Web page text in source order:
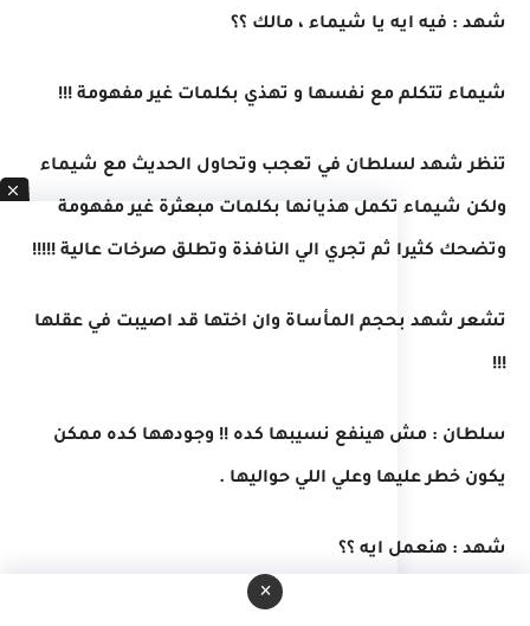
شهد : فيه ايه يا شيماء ، مالك ؟؟
شيماء تتكلم مع نفسها و تهذي بكلمات غير مفهومة !!!
تنظر شهد لسلطان في تعجب وتحاول الحديث مع شيماء
ولكن شيماء تكمل هذيانها بكلمات مبعثرة غير مفهومة
وتضحك كثيرا ثم تجري الي النافذة وتطلق صرخات عالية !!!!!
تشعر شهد بحجم المأساة وان اختها قد اصيبت في عقلها
!!!
سلطان : مش هينفع نسيبها كده !! وجودهها كده ممكن
يكون خطر عليها وعلي اللي حواليها .
شهد : هنعمل ايه ؟؟
×